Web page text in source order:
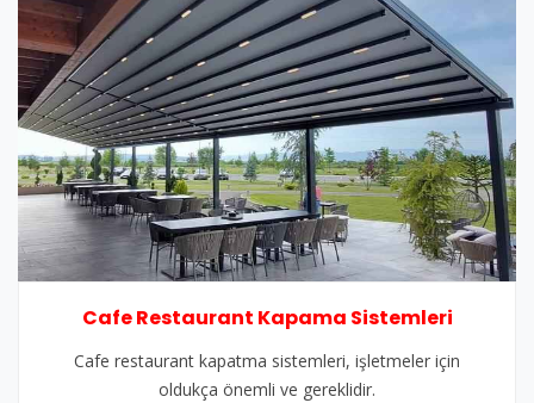
Cafe Restaurant Kapama Sistemleri
Cafe restaurant kapatma sistemleri, işletmeler için
oldukça önemli ve gereklidir.